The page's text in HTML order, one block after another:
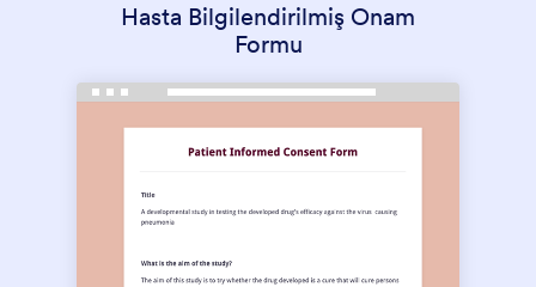
Hasta Bilgilendirilmiş Onam
Formu